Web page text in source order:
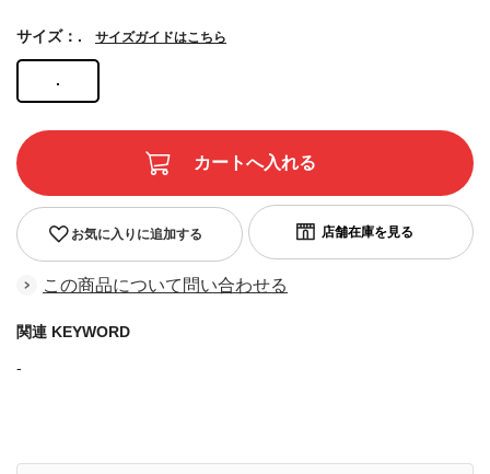
.
サイズ：. サイズガイドはこちら
お気に入りに追加する
この商品について問い合わせる
関連 KEYWORD
-